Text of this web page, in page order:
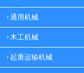
通用机械
木工机械
起重运输机械